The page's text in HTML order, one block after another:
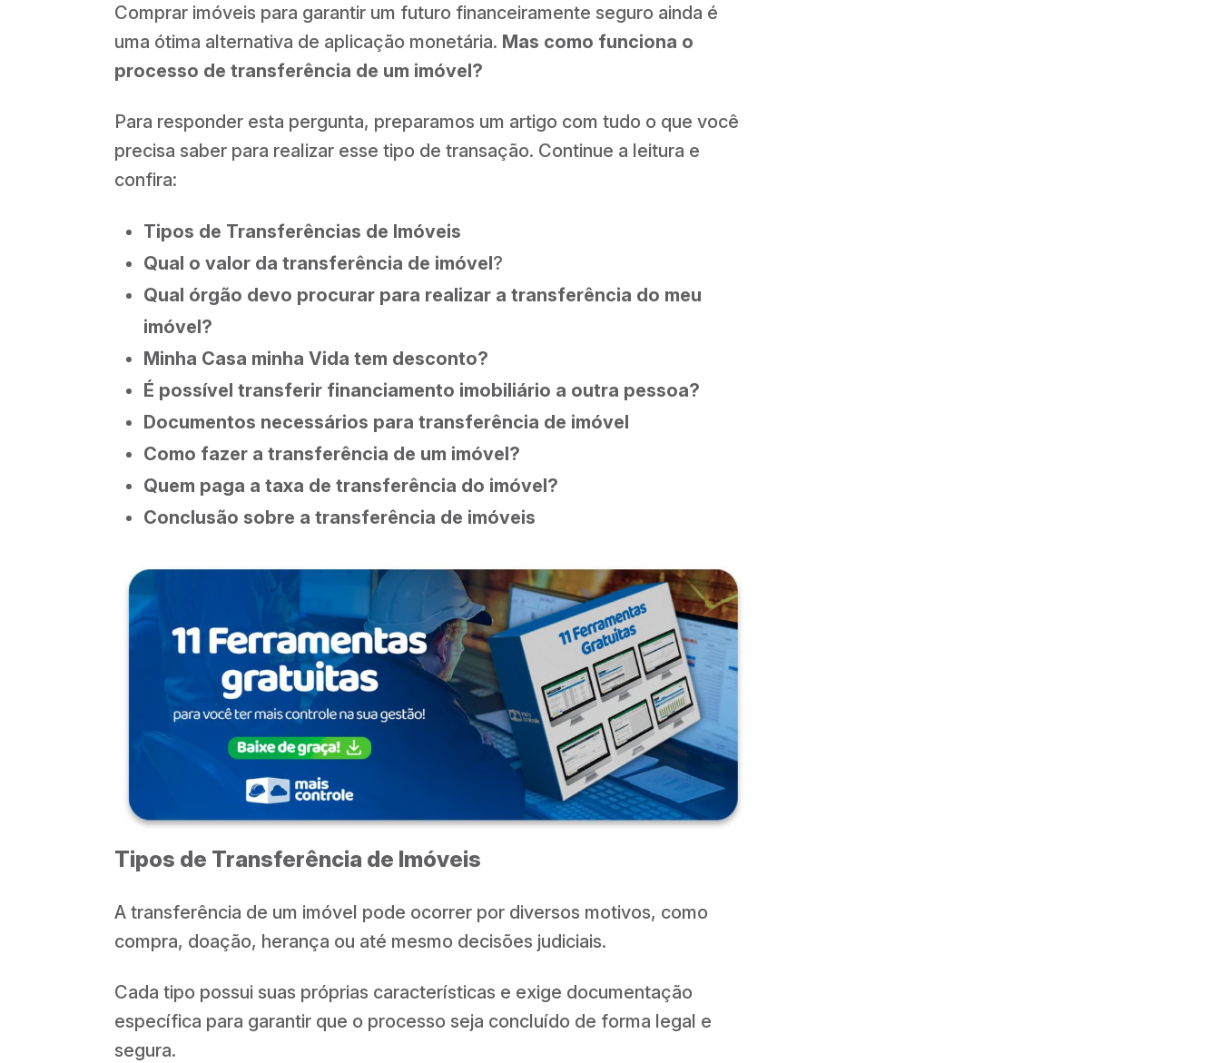
Comprar imóveis para garantir um futuro financeiramente seguro ainda é
uma ótima alternativa de aplicação monetária. Mas como funciona o
processo de transferência de um imóvel?
Para responder esta pergunta, preparamos um artigo com tudo o que você
precisa saber para realizar esse tipo de transação. Continue a leitura e
confira:
Tipos de Transferências de Imóveis
Qual o valor da transferência de imóvel?
Qual órgão devo procurar para realizar a transferência do meu
imóvel?
Minha Casa minha Vida tem desconto?
É possível transferir financiamento imobiliário a outra pessoa?
Documentos necessários para transferência de imóvel
Como fazer a transferência de um imóvel?
Quem paga a taxa de transferência do imóvel?
Conclusão sobre a transferência de imóveis
Tipos de Transferência de Imóveis
A transferência de um imóvel pode ocorrer por diversos motivos, como
compra, doação, herança ou até mesmo decisões judiciais.
Cada tipo possui suas próprias características e exige documentação
específica para garantir que o processo seja concluído de forma legal e
segura.